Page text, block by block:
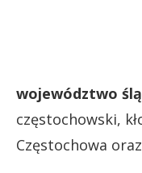
województwo
częstochowski,
Częstochowa